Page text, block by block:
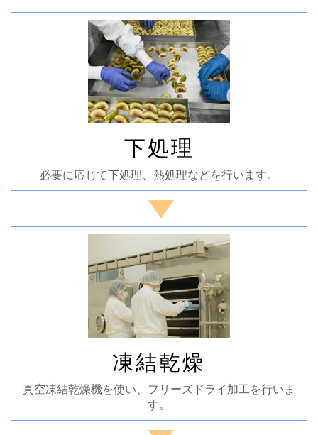
下処理
必要に応じて下処理、熱処理などを行います。
凍結乾燥
真空凍結乾燥機を使い、フリーズドライ加工を行いま
す。